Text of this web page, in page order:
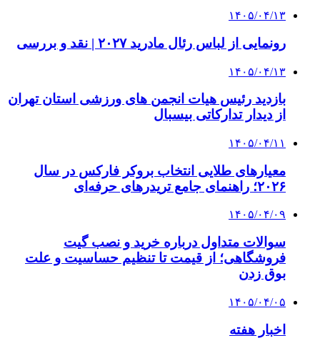
۱۴۰۵/۰۴/۱۳
رونمایی از لباس رئال مادرید ۲۰۲۷ | نقد و بررسی
۱۴۰۵/۰۴/۱۳
بازدید رئیس هیات انجمن های ورزشی استان تهران
از دیدار تدارکاتی بیسبال
۱۴۰۵/۰۴/۱۱
معیارهای طلایی انتخاب بروکر فارکس در سال
۲۰۲۶؛ راهنمای جامع تریدرهای حرفه‌ای
۱۴۰۵/۰۴/۰۹
سوالات متداول درباره خرید و نصب گیت
فروشگاهی؛ از قیمت تا تنظیم حساسیت و علت
بوق زدن
۱۴۰۵/۰۴/۰۵
اخبار هفته